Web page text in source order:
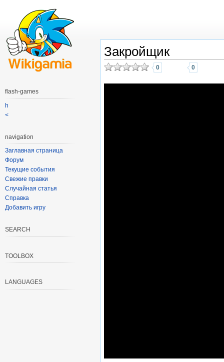
Закройщик
0 0
flash-games
h
<
navigation
Заглавная страница
Форум
Текущие события
Свежие правки
Случайная статья
Справка
Добавить игру
SEARCH
TOOLBOX
LANGUAGES